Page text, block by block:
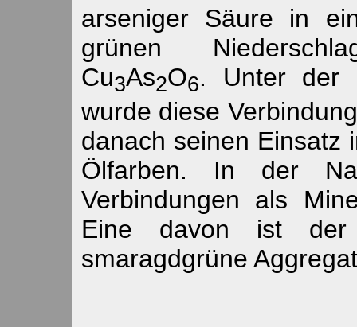
arseniger Säure in
grünen
Cu3As2O6. Unter der
wurde diese
danach seinen Einsatz
Ölfarben. In der
Verbindungen als
Eine davon ist
smaragdgrüne